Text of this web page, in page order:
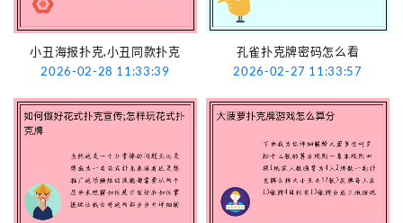
小丑海报扑克,小丑同款扑克
2026-02-28 11:33:39
孔雀扑克牌密码怎么看
2026-02-27 11:33:57